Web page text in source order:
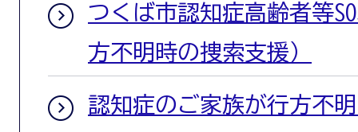
つくば市認知症高齢者等
方不明時の捜索支援）
認知症のご家族が行方不